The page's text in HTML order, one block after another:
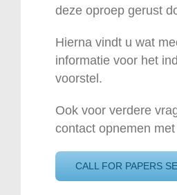
deze oproep gerust
Hierna vindt u wat
informatie voor het
voorstel.
Ook voor verdere
contact opnemen
CALL FOR PAPERS